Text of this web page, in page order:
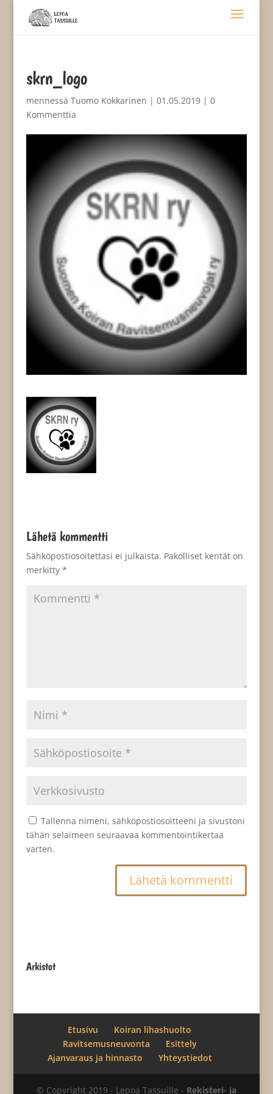
skrn_logo
mennessä Tuomo Kokkarinen | 01.05.2019| 0
Kommenttia
Lähetä kommentti
Sähköpostiosoitettasi ei julkaista. Pakolliset kentät on
merkitty *
Tallenna nimeni, sähköpostiosoitteeni ja sivustoni
tähän selaimeen seuraavaa kommentointikertaa
varten.
Arkistot
Etusivu
Koiran lihashuolto
Ravitsemusneuvonta
Esittely
Ajanvaraus ja hinnasto
Yhteystiedot
© Copyright 2019 - Lepoa Tassuille - Rekisteri- ja